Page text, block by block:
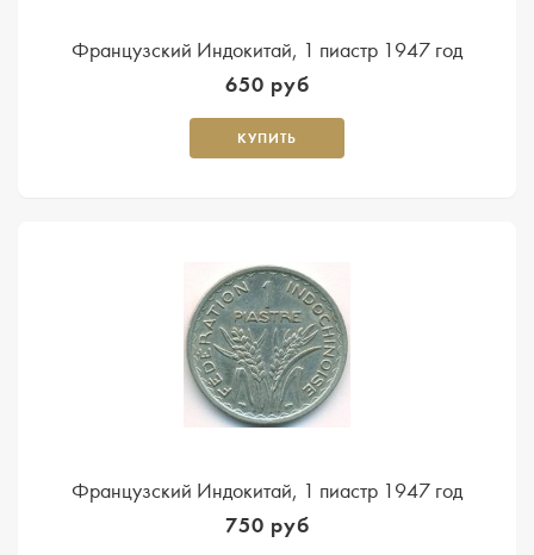
Французский Индокитай, 1 пиастр 1947 год
650 руб
КУПИТЬ
Французский Индокитай, 1 пиастр 1947 год
750 руб